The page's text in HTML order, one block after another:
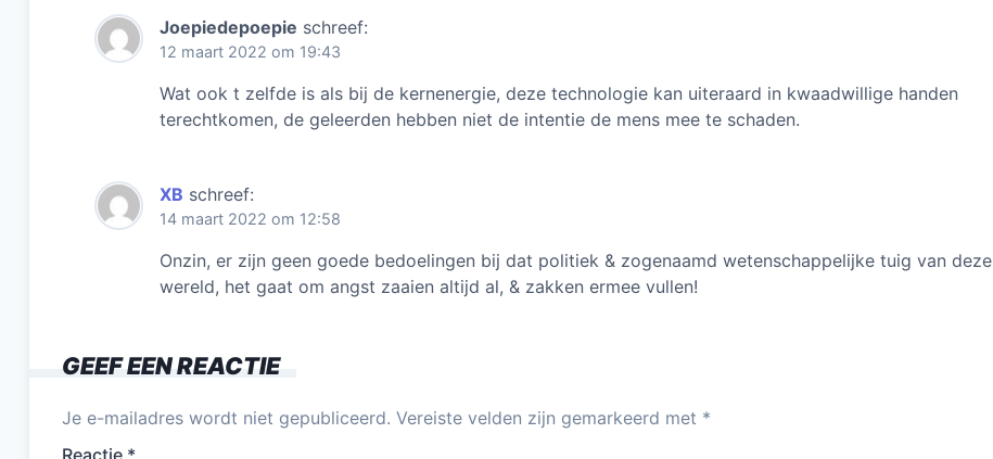
Joepiedepoepie schreef:
12 maart 2022 om 19:43
Wat ook t zelfde is als bij de kernenergie, deze technologie kan uiteraard in kwaadwillige handen
terechtkomen, de geleerden hebben niet de intentie de mens mee te schaden.
XB schreef:
14 maart 2022 om 12:58
Onzin, er zijn geen goede bedoelingen bij dat politiek & zogenaamd wetenschappelijke tuig van deze
wereld, het gaat om angst zaaien altijd al, & zakken ermee vullen!
GEEF EEN REACTIE
Je e-mailadres wordt niet gepubliceerd. Vereiste velden zijn gemarkeerd met *